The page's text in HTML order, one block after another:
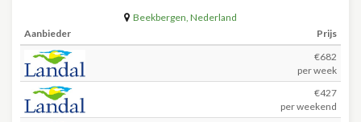
Beekbergen, Nederland
Aanbieder
Prijs
€682
per week
€427
per weekend